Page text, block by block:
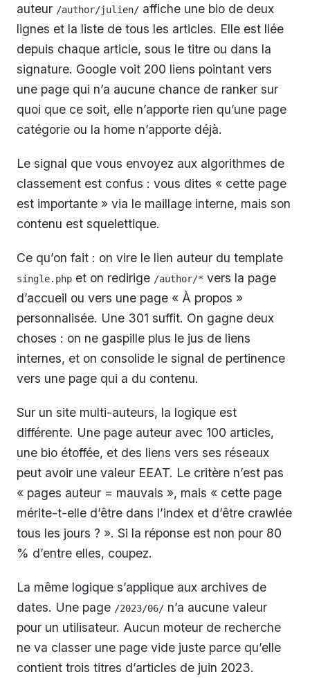
auteur /author/julien/ affiche une bio de deux
lignes et la liste de tous les articles. Elle est liée
depuis chaque article, sous le titre ou dans la
signature. Google voit 200 liens pointant vers
une page qui n’a aucune chance de ranker sur
quoi que ce soit, elle n’apporte rien qu’une page
catégorie ou la home n’apporte déjà.
Le signal que vous envoyez aux algorithmes de
classement est confus : vous dites « cette page
est importante » via le maillage interne, mais son
contenu est squelettique.
Ce qu’on fait : on vire le lien auteur du template
single.php et on redirige /author/* vers la page
d’accueil ou vers une page « À propos »
personnalisée. Une 301 suffit. On gagne deux
choses : on ne gaspille plus le jus de liens
internes, et on consolide le signal de pertinence
vers une page qui a du contenu.
Sur un site multi-auteurs, la logique est
différente. Une page auteur avec 100 articles,
une bio étoffée, et des liens vers ses réseaux
peut avoir une valeur EEAT. Le critère n’est pas
« pages auteur = mauvais », mais « cette page
mérite-t-elle d’être dans l’index et d’être crawlée
tous les jours ? ». Si la réponse est non pour 80
% d’entre elles, coupez.
La même logique s’applique aux archives de
dates. Une page /2023/06/ n’a aucune valeur
pour un utilisateur. Aucun moteur de recherche
ne va classer une page vide juste parce qu’elle
contient trois titres d’articles de juin 2023.